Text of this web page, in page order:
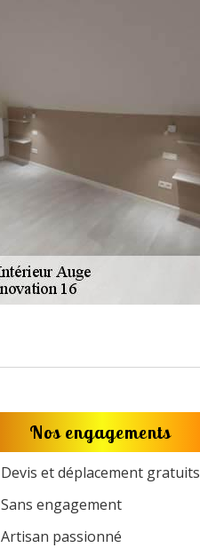
Nos engagements
Devis et déplacement gratuits
Sans engagement
Artisan passionné